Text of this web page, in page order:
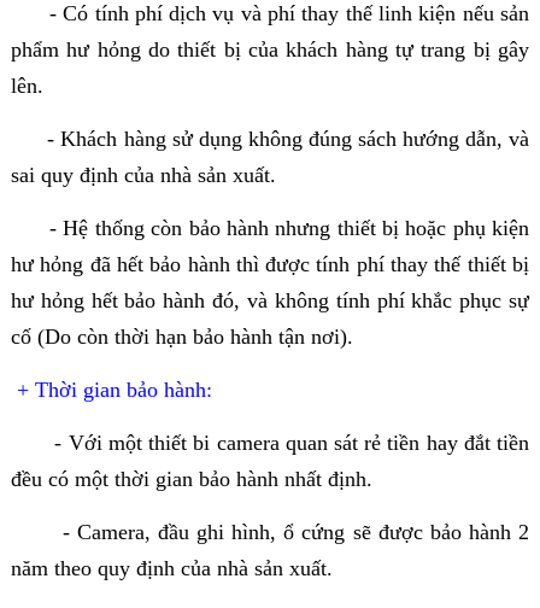
- Có tính phí dịch vụ và phí thay thế linh kiện nếu sản
phẩm hư hỏng do thiết bị của khách hàng tự trang bị gây
lên.
- Khách hàng sử dụng không đúng sách hướng dẫn, và
sai quy định của nhà sản xuất.
- Hệ thống còn bảo hành nhưng thiết bị hoặc phụ kiện
hư hỏng đã hết bảo hành thì được tính phí thay thế thiết bị
hư hỏng hết bảo hành đó, và không tính phí khắc phục sự
cố (Do còn thời hạn bảo hành tận nơi).
+ Thời gian bảo hành:
- Với một thiết bi camera quan sát rẻ tiền hay đắt tiền
đều có một thời gian bảo hành nhất định.
- Camera, đầu ghi hình, ổ cứng sẽ được bảo hành 2
năm theo quy định của nhà sản xuất.